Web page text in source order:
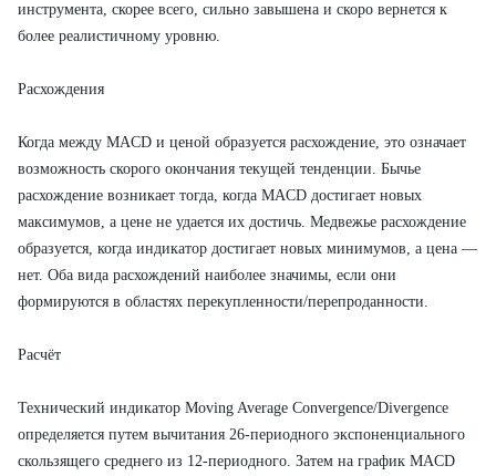
инструмента, скорее всего, сильно завышена и скоро вернется к
более реалистичному уровню.
Расхождения
Когда между MACD и ценой образуется расхождение, это означает
возможность скорого окончания текущей тенденции. Бычье
расхождение возникает тогда, когда MACD достигает новых
максимумов, а цене не удается их достичь. Медвежье расхождение
образуется, когда индикатор достигает новых минимумов, а цена —
нет. Оба вида расхождений наиболее значимы, если они
формируются в областях перекупленности/перепроданности.
Расчёт
Технический индикатор Moving Average Convergence/Divergence
определяется путем вычитания 26-периодного экспоненциального
скользящего среднего из 12-периодного. Затем на график MACD